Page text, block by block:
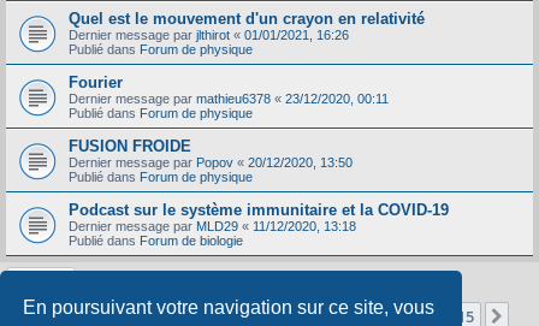
En poursuivant votre navigation sur ce site, vous
Quel est le mouvement d'un crayon en relativité
Dernier message par jlthirot « 01/01/2021, 16:26
Publié dans Forum de physique
Fourier
Dernier message par mathieu6378 « 23/12/2020, 00:11
Publié dans Forum de physique
FUSION FROIDE
Dernier message par Popov « 20/12/2020, 13:50
Publié dans Forum de physique
Podcast sur le système immunitaire et la COVID-19
Dernier message par MLD29 « 11/12/2020, 13:18
Publié dans Forum de biologie
La recherche a retourné 356 résultats Page 1sur15
1 2 3 4 5 … 15